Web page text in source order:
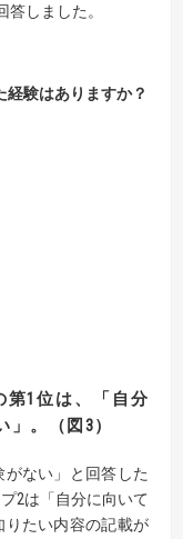
しました。
験はありますか？
第1 位は、「自分
」。（図 3）
がない」と回答した
2は「自分に向いて
りたい内容の記載が